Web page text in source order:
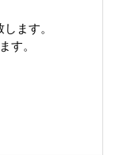
ます。
す。